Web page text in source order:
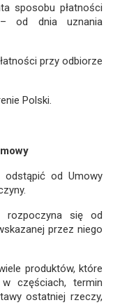
sposobu płatności
– od dnia uznania
przy odbiorze
Polski.
od Umowy
rozpoczyna się od
przez niego
produktów, które
częściach, termin
ostatniej rzeczy,